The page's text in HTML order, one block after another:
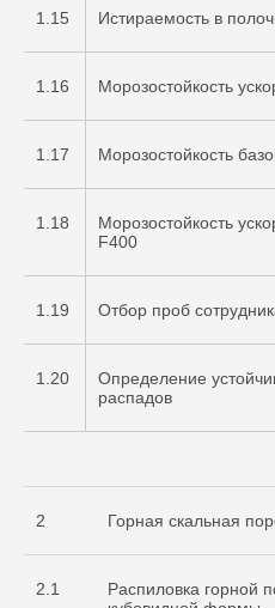
1.15 Истираемость в
1.16 Морозостойкость
1.17 Морозостойкость
1.18
Морозостойкость
F400
1.19 Отбор проб
1.20
Определение
распадов
2 Горная скальная
2.1
Распиловка горной